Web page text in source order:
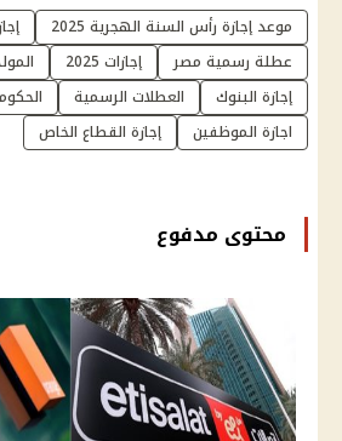
موعد إجازة رأس السنة الهجرية 2025
إجازة
عطلة رسمية مصر
إجازات 2025
إجازة البنوك
العطلات الرسمية
اجازة الموظفين
إجازة القطاع الخاص
محتوى مدفوع